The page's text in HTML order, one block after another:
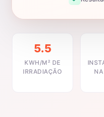
5.5
KWH/M² DE
IRRADIAÇÃO